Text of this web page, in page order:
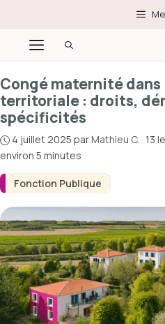
au
contenuMenu
Fonction Publique
Congé maternité
territoriale : droits,
spécificités
4 juillet 2025 parMathieu C. · 13
environ 5 minutes